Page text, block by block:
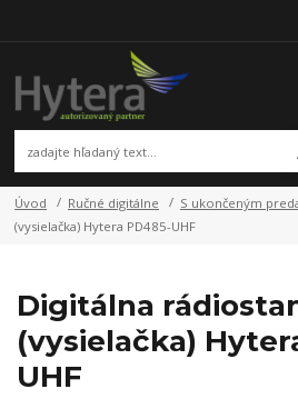
Úvod Ručné digitálne S ukončeným
(vysielačka) Hytera PD485-UHF
Digitálna
(vysielačka)
UHF